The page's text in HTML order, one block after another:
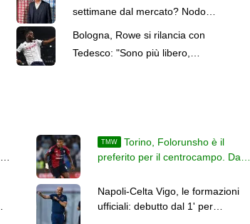
settimane dal mercato? Nodo
attaccante, poi altri due acquisti
Bologna, Rowe si rilancia con
Tedesco: "Sono più libero,
TMW
Torino, Folorunsho è il
preferito per il centrocampo. Da
Napoli-Celta Vigo, le formazioni
ufficiali: debutto dal 1' per